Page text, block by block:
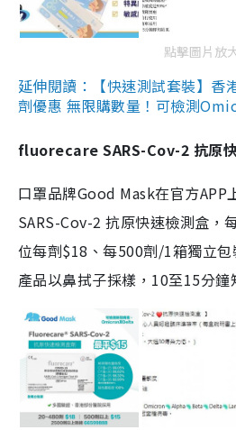
點擊圖片放
延伸閱讀：【快速測試套裝】香
劑優惠 無限購數量！可檢測
fluorecare SARS-Cov-2 抗原
口罩品牌Good Mask在官方
SARS-Cov-2 抗原快速檢測盒，
位每劑$18、每500劑/1箱獨立包
產品以鼻拭子採樣，10至15分鐘